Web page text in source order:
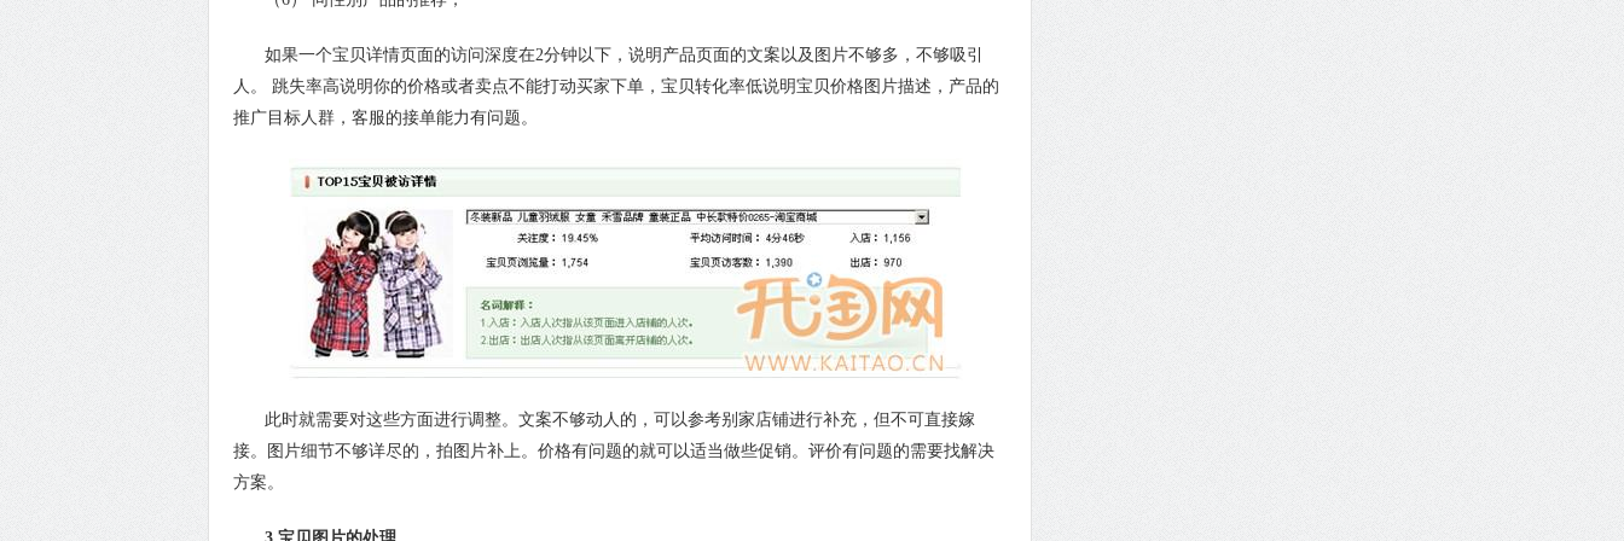
如果一个宝贝详情页面的访问深度在2分钟以下，说明产品页面的文案以及图片不够多，不够吸引
人。 跳失率高说明你的价格或者卖点不能打动买家下单，宝贝转化率低说明宝贝价格图片描述，产品的
推广目标人群，客服的接单能力有问题。
此时就需要对这些方面进行调整。文案不够动人的，可以参考别家店铺进行补充，但不可直接嫁
接。图片细节不够详尽的，拍图片补上。价格有问题的就可以适当做些促销。评价有问题的需要找解决
方案。